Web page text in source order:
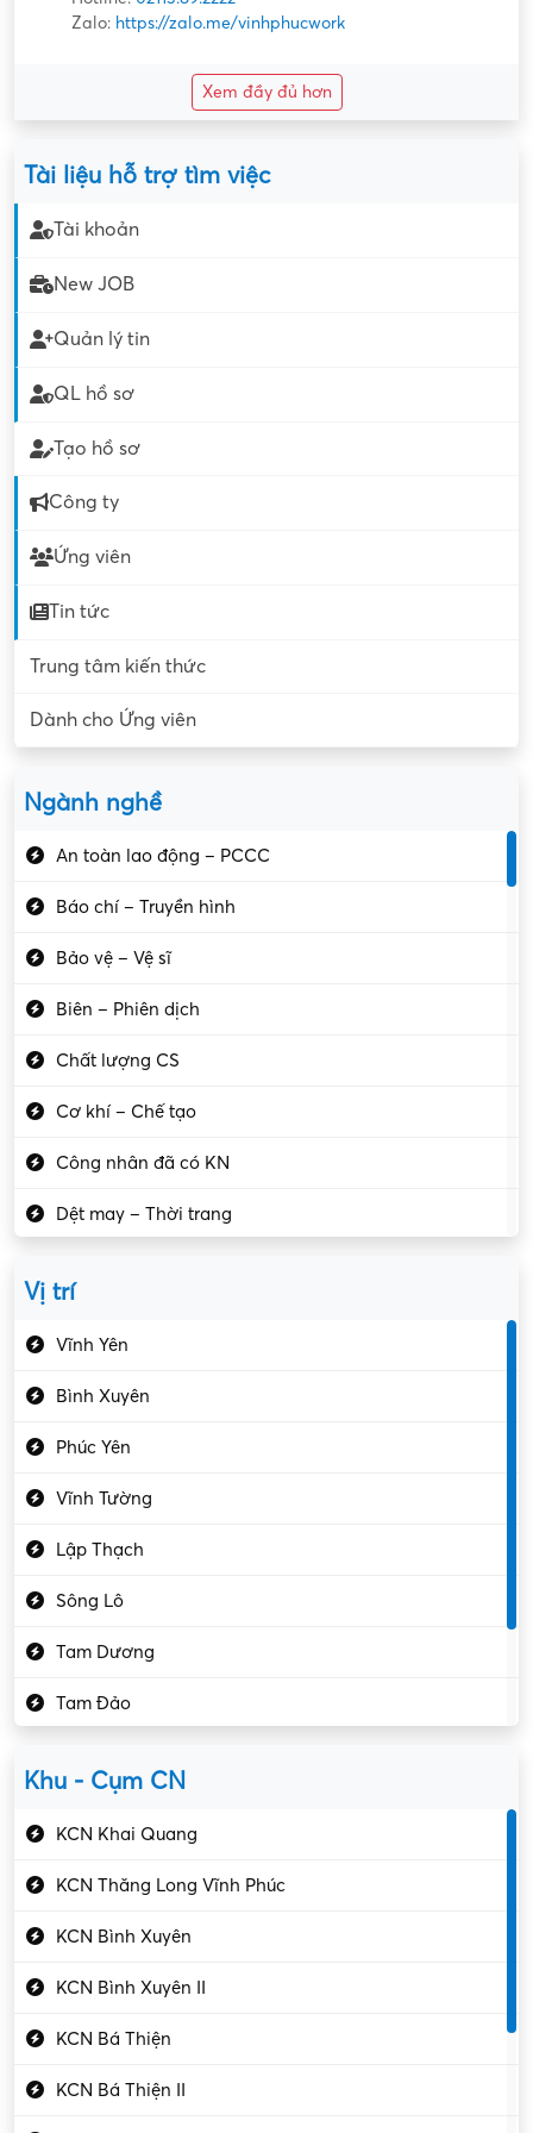
Zalo: https://zalo.me/vinhphucwork
Xem đầy đủ hơn
Tài liệu hỗ trợ tìm việc
Tài khoản
New JOB
Quản lý tin
QL hồ sơ
Tạo hồ sơ
Công ty
Ứng viên
Tin tức
Trung tâm kiến thức
Dành cho Ứng viên
Ngành nghề
An toàn lao động – PCCC
Báo chí – Truyền hình
Bảo vệ – Vệ sĩ
Biên – Phiên dịch
Chất lượng CS
Cơ khí – Chế tạo
Công nhân đã có KN
Dệt may – Thời trang
Kiểm soát chất lượng
Kỹ sư cơ khí
Kỹ sư điện
Kỹ thuật cao
Kỹ thuật mạng – IT
Làm bán thời gian
Lao động phổ thông
Lập trình – Phát triển
Vị trí
Vĩnh Yên
Bình Xuyên
Phúc Yên
Vĩnh Tường
Lập Thạch
Sông Lô
Tam Dương
Tam Đảo
Khu - Cụm CN
KCN Khai Quang
KCN Thăng Long Vĩnh Phúc
KCN Bình Xuyên
KCN Bình Xuyên II
KCN Bá Thiện
KCN Bá Thiện II